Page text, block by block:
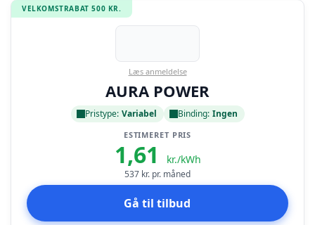
VELKOMSTRABAT 500 KR.
Læs anmeldelse
AURA POWER
Pristype: Variabel Binding: Ingen
ESTIMERET PRIS
1,61 kr./kWh
537 kr. pr. måned
Gå til tilbud